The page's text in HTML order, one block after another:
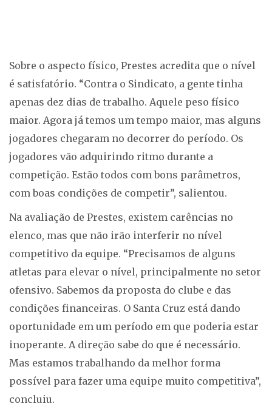
Sobre o aspecto físico, Prestes acredita que o nível
é satisfatório. “Contra o Sindicato, a gente tinha
apenas dez dias de trabalho. Aquele peso físico
maior. Agora já temos um tempo maior, mas alguns
jogadores chegaram no decorrer do período. Os
jogadores vão adquirindo ritmo durante a
competição. Estão todos com bons parâmetros,
com boas condições de competir”, salientou.
Na avaliação de Prestes, existem carências no
elenco, mas que não irão interferir no nível
competitivo da equipe. “Precisamos de alguns
atletas para elevar o nível, principalmente no setor
ofensivo. Sabemos da proposta do clube e das
condições financeiras. O Santa Cruz está dando
oportunidade em um período em que poderia estar
inoperante. A direção sabe do que é necessário.
Mas estamos trabalhando da melhor forma
possível para fazer uma equipe muito competitiva”,
concluiu.